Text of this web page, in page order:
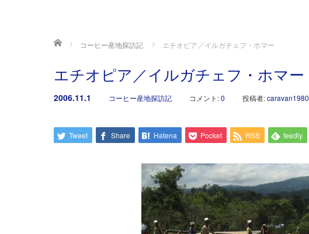
ホーム コーヒー産地探訪記 エチオピア／イルガチェフ・ホマー
エチオピア／イルガチェフ・ホマー
2006.11.1 コーヒー産地探訪記 コメント:0 投稿者:caravan1980
Tweet Share Hatena Pocket RSS feedly